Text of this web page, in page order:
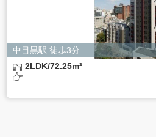
中目黒駅 徒歩3分
2LDK/72.25m²